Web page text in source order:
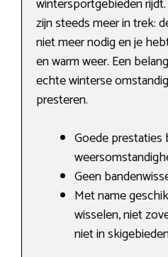
wintersportgebieden
zijn steeds meer in trek:
niet meer nodig en je
en warm weer. Een
echte winterse
presteren.
Goede prestaties
Geen
Met name
wisselen, niet
niet in